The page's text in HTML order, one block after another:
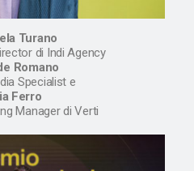
Turano
di Indi Agency
Romano
Specialist e
Ferro
Manager di Verti